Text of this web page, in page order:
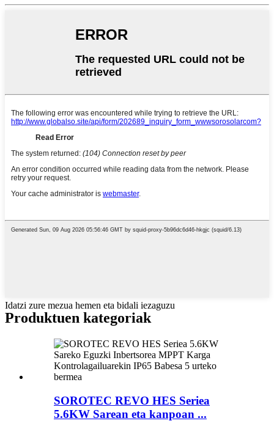
Idatzi zure mezua hemen eta bidali iezaguzu
Produktuen kategoriak
SOROTEC REVO HES Seriea
5.6KW Sarean eta kanpoan ...